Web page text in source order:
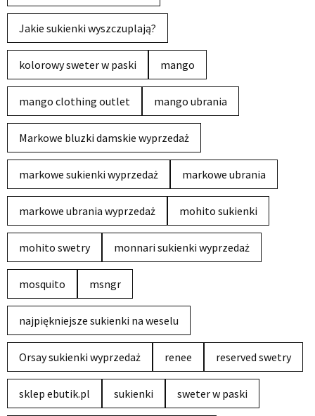
Jakie sukienki wyszczuplają?
kolorowy sweter w paski mango
mango clothing outlet mango ubrania
Markowe bluzki damskie wyprzedaż
markowe sukienki wyprzedaż markowe ubrania
markowe ubrania wyprzedaż mohito sukienki
mohito swetry monnari sukienki wyprzedaż
mosquito msngr
najpiękniejsze sukienki na weselu
Orsay sukienki wyprzedaż renee reserved swetry
sklep ebutik.pl sukienki sweter w paski